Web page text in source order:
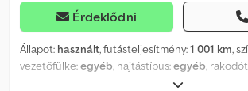
Érdeklődni
Állapot: használt, futásteljesítmény:1 001 km,
vezetőfülke:egyéb, hajtástípus:egyéb,
, rakodótér